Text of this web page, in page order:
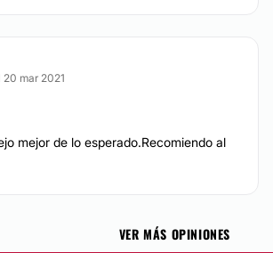
al conjunto de
20 mar 2021
mejor de lo esperado.Recomiendo al
VER MÁS OPINIONES